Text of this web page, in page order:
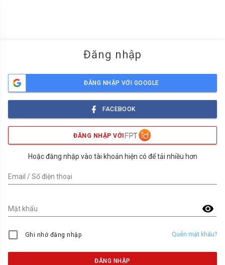
Đăng nhập
ĐĂNG NHẬP VỚI GOOGLE
FACEBOOK
ĐĂNG NHẬP VỚI
Hoặc đăng nhập vào tài khoản hiện có để tải nhiều hơn
Email / Số điện thoại
visibility
Mật khẩu
Ghi nhớ đăng nhập Quên mật khẩu?
ĐĂNG NHẬP